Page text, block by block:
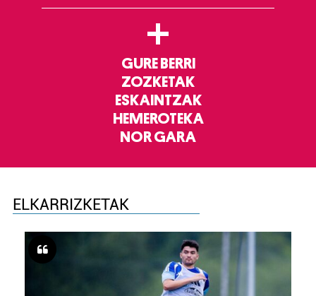
+
GURE BERRI
ZOZKETAK
ESKAINTZAK
HEMEROTEKA
NOR GARA
ELKARRIZKETAK